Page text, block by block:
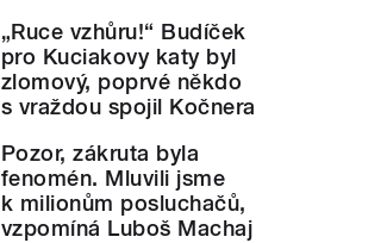
„Ruce vzhůru!“ Budíček
pro Kuciakovy katy byl
zlomový, poprvé někdo
s vraždou spojil Kočnera
Pozor, zákruta byla
fenomén. Mluvili jsme
k milionům posluchačů,
vzpomíná Luboš Machaj